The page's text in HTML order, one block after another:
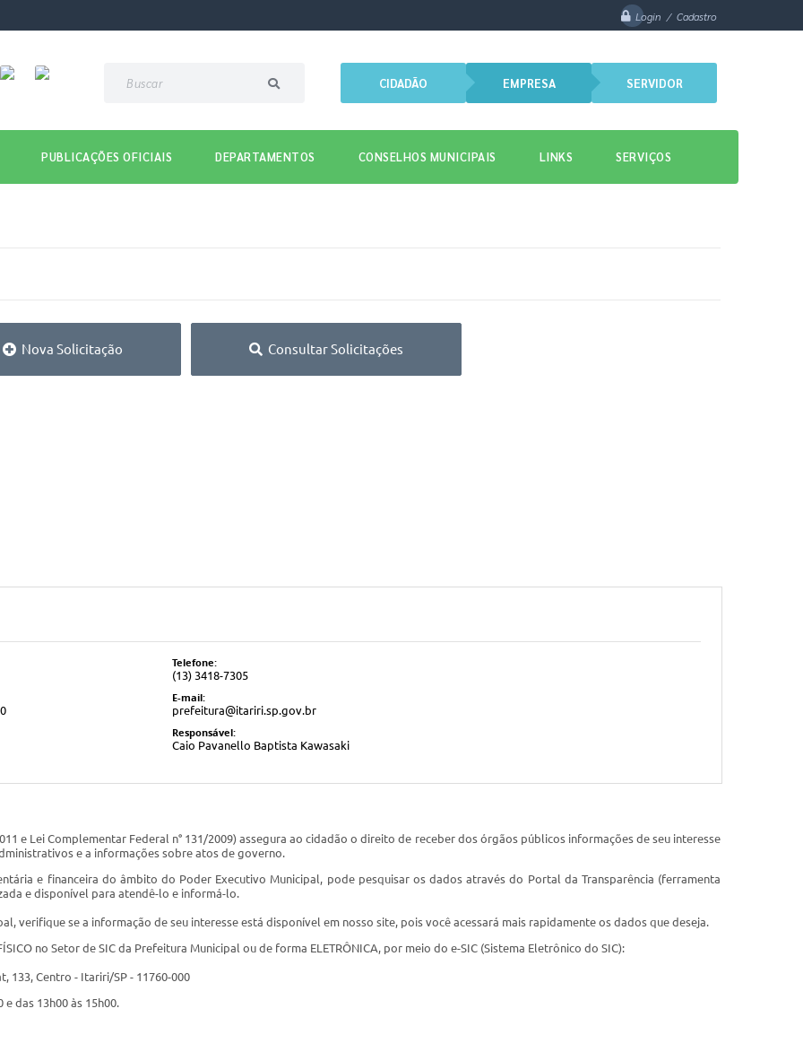
Login / Cadastro
CIDADÃO EMPRESA SERVIDOR
PUBLICAÇÕES OFICIAIS DEPARTAMENTOS CONSELHOS MUNICIPAIS LINKS SERVIÇOS
Nova Solicitação Consultar Solicitações
Telefone:
(13) 3418-7305
E-mail:
prefeitura@itariri.sp.gov.br
Responsável:
Caio Pavanello Baptista Kawasaki
e Lei Complementar Federal n° 131/2009) assegura ao cidadão o direito de receber dos órgãos públicos informações de seu interesse
e a informações sobre atos de governo.
e financeira do âmbito do Poder Executivo Municipal, pode pesquisar os dados através do Portal da Transparência (ferramenta
e disponível para atendê-lo e informá-lo.
verifique se a informação de seu interesse está disponível em nosso site, pois você acessará mais rapidamente os dados que deseja.
no Setor de SIC da Prefeitura Municipal ou de forma ELETRÔNICA, por meio do e-SIC (Sistema Eletrônico do SIC):
133, Centro - Itariri/SP - 11760-000
das 13h00 às 15h00.